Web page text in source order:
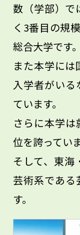
数（学部）で
く3番目の規
総合大学です。
また本学には
入学者がい
ています。
さらに本学
位を誇っていま
そして、東
芸術系である
す。